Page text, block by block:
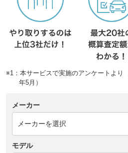
※1：本サービスで実施のアンケートより
年5月）
メーカー
モデル